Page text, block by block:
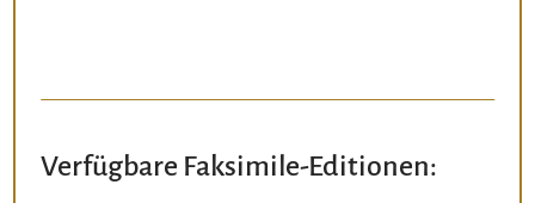
Verfügbare Faksimile-Editionen: